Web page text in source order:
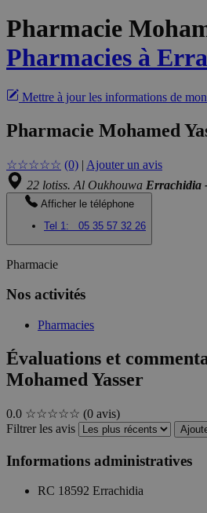
Pharmacie
Pharmacies à
Mettre à jour les informations de
Pharmacie Mohamed
☆☆☆☆☆ (0) | Ajouter un avis
22 lotiss. Al Oukhouwa Errachidia
Afficher le téléphone
Tel 1:
05 35 57 32 26
Pharmacie
Nos activités
Pharmacies
Évaluations et
Mohamed Yasser
0.0 ☆☆☆☆☆ (0 avis)
Filtrer les avis
Informations administratives
RC 18592 Errachidia